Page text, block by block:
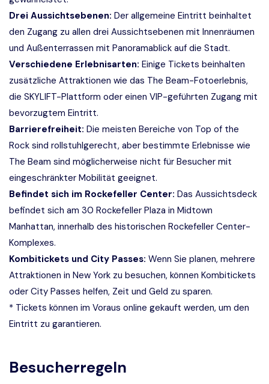
Drei Aussichtsebenen: Der allgemeine Eintritt beinhaltet
den Zugang zu allen drei Aussichtsebenen mit Innenräumen
und Außenterrassen mit Panoramablick auf die Stadt.
Verschiedene Erlebnisarten: Einige Tickets beinhalten
zusätzliche Attraktionen wie das The Beam-Fotoerlebnis,
die SKYLIFT-Plattform oder einen VIP-geführten Zugang mit
bevorzugtem Eintritt.
Barrierefreiheit: Die meisten Bereiche von Top of the
Rock sind rollstuhlgerecht, aber bestimmte Erlebnisse wie
The Beam sind möglicherweise nicht für Besucher mit
eingeschränkter Mobilität geeignet.
Befindet sich im Rockefeller Center: Das Aussichtsdeck
befindet sich am 30 Rockefeller Plaza in Midtown
Manhattan, innerhalb des historischen Rockefeller Center-
Komplexes.
Kombitickets und City Passes: Wenn Sie planen, mehrere
Attraktionen in New York zu besuchen, können Kombitickets
oder City Passes helfen, Zeit und Geld zu sparen.
* Tickets können im Voraus online gekauft werden, um den
Eintritt zu garantieren.
Besucherregeln